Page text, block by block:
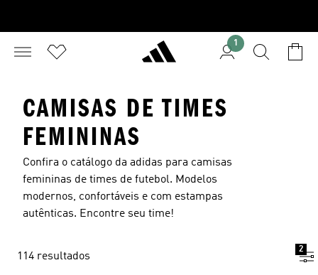
1
CAMISAS DE TIMES
FEMININAS
Confira o catálogo da adidas para camisas
femininas de times de futebol. Modelos
modernos, confortáveis e com estampas
autênticas. Encontre seu time!
114 resultados
2